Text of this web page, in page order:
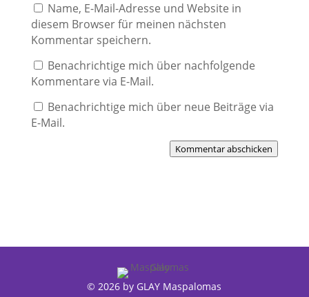
Name, E-Mail-Adresse und Website in
diesem Browser für meinen nächsten
Kommentar speichern.
Benachrichtige mich über nachfolgende
Kommentare via E-Mail.
Benachrichtige mich über neue Beiträge via
E-Mail.
Kommentar abschicken
© 2026 by GLAY Maspalomas